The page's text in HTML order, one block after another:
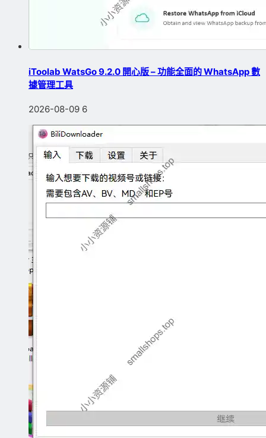
iToolab WatsGo 9.2.0 開心版 – 功能全面的 WhatsApp 數
據管理工具
2026-08-09 6